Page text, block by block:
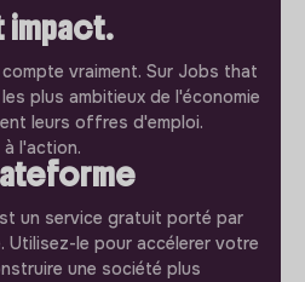
impact.
vraiment. Sur Jobs that
plus ambitieux de l'économie
leurs offres d'emploi.
l'action.
un service gratuit porté par
Utilisez-le pour accélerer votre
une société plus